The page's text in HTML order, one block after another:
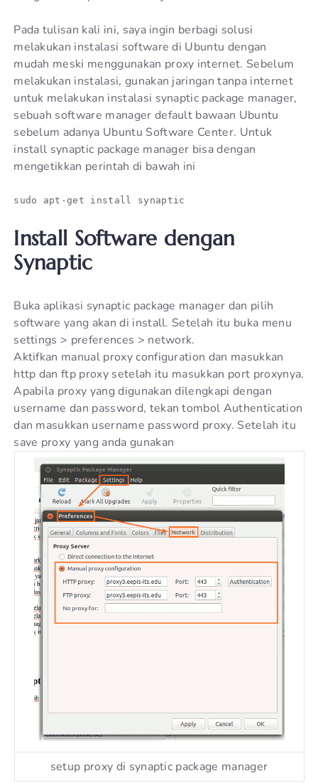
Pada tulisan kali ini, saya ingin berbagi solusi
melakukan instalasi software di Ubuntu dengan
mudah meski menggunakan proxy internet. Sebelum
melakukan instalasi, gunakan jaringan tanpa internet
untuk melakukan instalasi synaptic package manager,
sebuah software manager default bawaan Ubuntu
sebelum adanya Ubuntu Software Center. Untuk
install synaptic package manager bisa dengan
mengetikkan perintah di bawah ini
sudo apt-get install synaptic
Install Software dengan
Synaptic
Buka aplikasi synaptic package manager dan pilih
software yang akan di install. Setelah itu buka menu
settings > preferences > network.
Aktifkan manual proxy configuration dan masukkan
http dan ftp proxy setelah itu masukkan port proxynya.
Apabila proxy yang digunakan dilengkapi dengan
username dan password, tekan tombol Authentication
dan masukkan username password proxy. Setelah itu
save proxy yang anda gunakan
setup proxy di synaptic package manager